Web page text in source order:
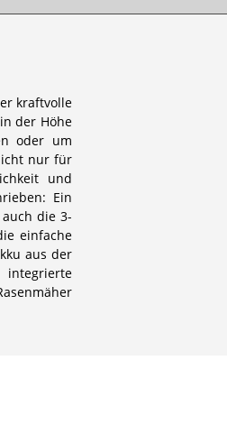
kraftvolle
der Höhe
oder um
nur für
und
Ein
die 3-
einfache
aus der
integrierte